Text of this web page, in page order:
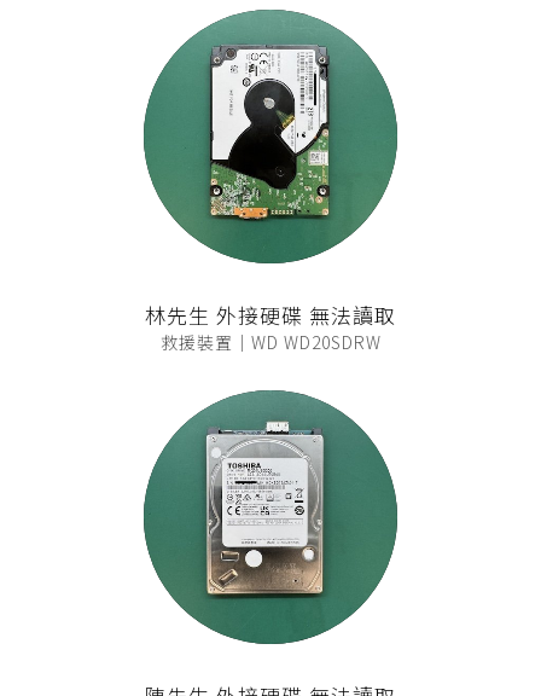
林先生 外接硬碟 無法讀取
救援裝置｜WD WD20SDRW